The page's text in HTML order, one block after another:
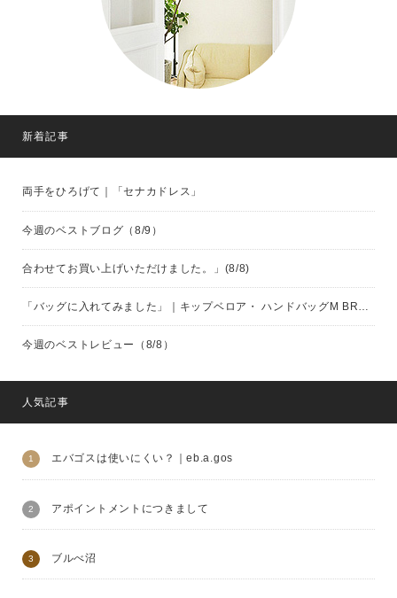
新着記事
両手をひろげて｜「セナカドレス」
今週のベストブログ（8/9）
合わせてお買い上げいただけました。」(8/8)
「バッグに入れてみました」｜キップベロア・ ハンドバッグM BROWN（eb.a.gos）
今週のベストレビュー（8/8）
人気記事
エバゴスは使いにくい？｜eb.a.gos
アポイントメントにつきまして
ブルべ沼